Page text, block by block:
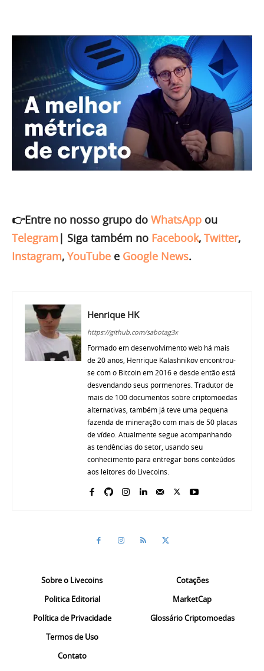
👉Entre no nosso grupo do WhatsApp ou
Telegram | Siga também no Facebook, Twitter,
Instagram, YouTube e Google News.
Henrique HK
https://github.com/sabotag3x
Formado em desenvolvimento web há mais
de 20 anos, Henrique Kalashnikov encontrou-
se com o Bitcoin em 2016 e desde então está
desvendando seus pormenores. Tradutor de
mais de 100 documentos sobre criptomoedas
alternativas, também já teve uma pequena
fazenda de mineração com mais de 50 placas
de vídeo. Atualmente segue acompanhando
as tendências do setor, usando seu
conhecimento para entregar bons conteúdos
aos leitores do Livecoins.
Sobre o Livecoins
Politica Editorial
Política de Privacidade
Termos de Uso
Contato
Cotações
MarketCap
Glossário Criptomoedas